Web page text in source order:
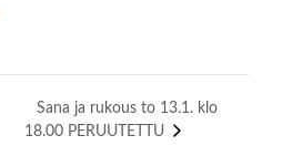
Sana ja rukous to 13.1. klo
18.00 PERUUTETTU